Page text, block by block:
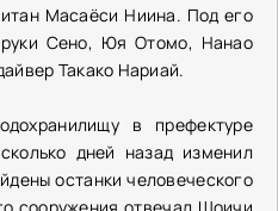
Масаёси Ниина. Под его
Сено, Юя Отомо, Нанао
Такако Нариай.
в префектуре
дней назад изменил
останки человеческого